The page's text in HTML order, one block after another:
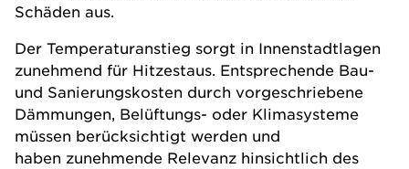
Schäden aus.
Der Temperaturanstieg sorgt in Innenstadtlagen
zunehmend für Hitzestaus. Entsprechende Bau-
und Sanierungskosten durch vorgeschriebene
Dämmungen, Belüftungs- oder Klimasysteme
müssen berücksichtigt werden und
haben zunehmende Relevanz hinsichtlich des